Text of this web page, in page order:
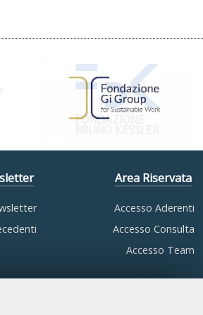
Area Riservata
Accesso Aderenti
Accesso Consulta
Accesso Team